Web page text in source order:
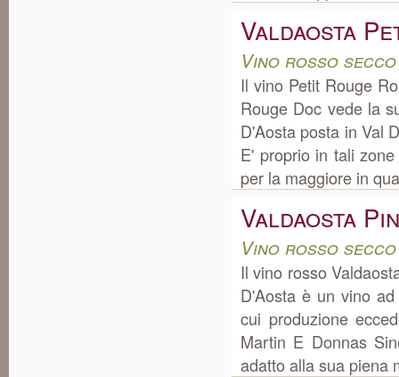
Valdaosta
Vino rosso
Il vino Petit Rouge
Rouge Doc vede la
D'Aosta posta in Val
E' proprio in tali
per la maggiore in
Valdaosta
Vino rosso
Il vino rosso
D'Aosta è un vino
cui produzione
Martin E Donnas
adatto alla sua piena